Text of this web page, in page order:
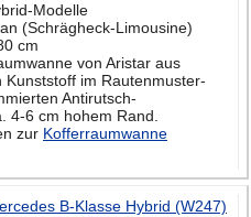
Modelle
(Schrägheck-Limousine)
cm
von Aristar aus
Kunststoff im Rautenmuster-
Antirutsch-
4-6 cm hohem Rand.
zur Kofferraumwanne
B-Klasse Hybrid (W247)